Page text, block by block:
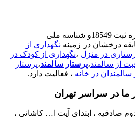
مرکزپرستاری سینا به شماره ثبت 18549و شناسه ملی
نگهداری از
در منزل ،نگهداری از کودک در
از سالمند،پرستار سالمند،پرستار
سالمندان در خانه ، فعالیت دارد.
ما در سراسر تهران
صادقیه ، ابتدای آیت ا… کاشانی ،